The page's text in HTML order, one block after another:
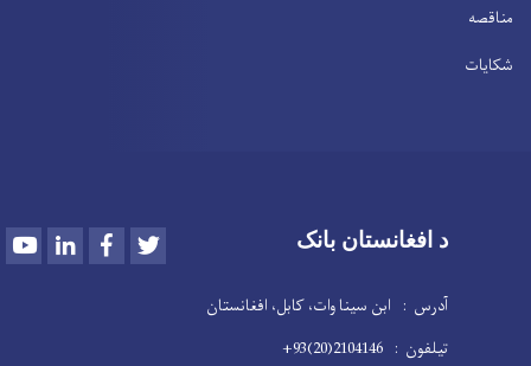
مناقصه
شکایات
د افغانستان بانک YoutubeLinkedInFacebook
آدرس : ابن سینا وات، کابل، افغانستان
تیلفون : 2104146(20)93+